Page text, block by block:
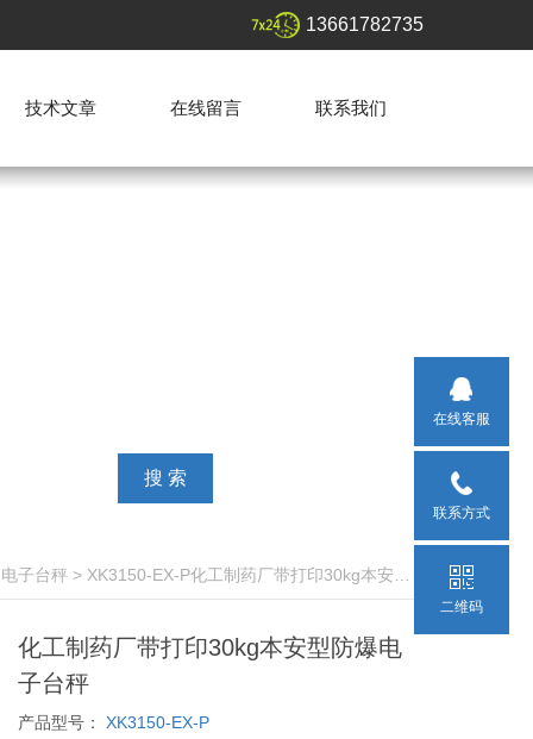
13661782735
技术文章 在线留言 联系我们
子台秤 > XK3150-EX-P化工制药厂带打印30kg本安型防爆电子台秤
化工制药厂带打印30kg本安型防爆电
子台秤
产品型号： XK3150-EX-P
在线客服
联系方式
二维码